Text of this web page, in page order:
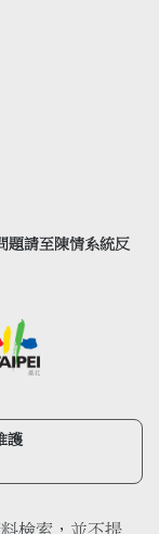
題請至陳情系統反
護
檢索，並不提